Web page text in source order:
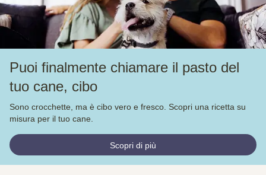
Puoi finalmente chiamare il pasto del
tuo cane, cibo
Sono crocchette, ma è cibo vero e fresco. Scopri una ricetta su
misura per il tuo cane.
Scopri di più